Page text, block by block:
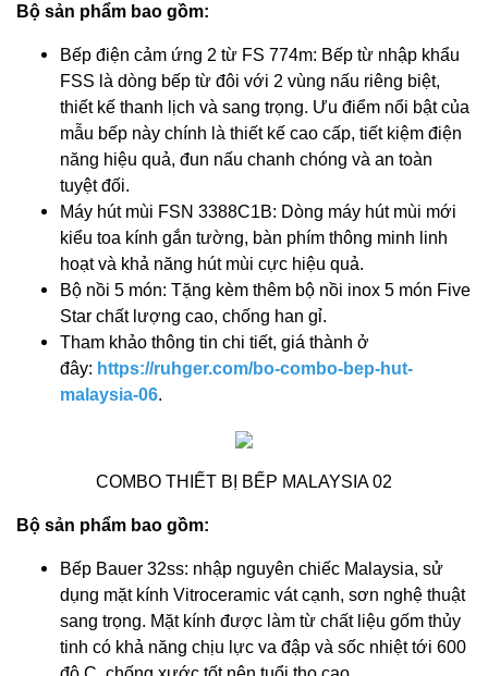
Bộ sản phẩm bao gồm:
Bếp điện cảm ứng 2 từ FS 774m: Bếp từ nhập khẩu
FSS là dòng bếp từ đôi với 2 vùng nấu riêng biệt,
thiết kế thanh lịch và sang trọng. Ưu điểm nổi bật của
mẫu bếp này chính là thiết kế cao cấp, tiết kiệm điện
năng hiệu quả, đun nấu chanh chóng và an toàn
tuyệt đối.
Máy hút mùi FSN 3388C1B: Dòng máy hút mùi mới
kiểu toa kính gắn tường, bàn phím thông minh linh
hoạt và khả năng hút mùi cực hiệu quả.
Bộ nồi 5 món: Tặng kèm thêm bộ nồi inox 5 món Five
Star chất lượng cao, chống han gỉ.
Tham khảo thông tin chi tiết, giá thành ở
đây: https://ruhger.com/bo-combo-bep-hut-
malaysia-06.
COMBO THIẾT BỊ BẾP MALAYSIA 02
Bộ sản phẩm bao gồm:
Bếp Bauer 32ss: nhập nguyên chiếc Malaysia, sử
dụng mặt kính Vitroceramic vát cạnh, sơn nghệ thuật
sang trọng. Mặt kính được làm từ chất liệu gốm thủy
tinh có khả năng chịu lực va đập và sốc nhiệt tới 600